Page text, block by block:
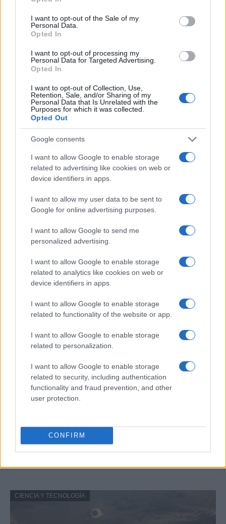
use your data for below specified purposes in below Google
consent section.
I want to opt-out of the Sale of my
Personal Data.
Opted In
I want to opt-out of processing my
Personal Data for Targeted Advertising.
Opted In
I want to opt-out of Collection, Use,
Retention, Sale, and/or Sharing of my
Personal Data that Is Unrelated with the
Purposes for which it was collected.
Opted Out
Google consents
I want to allow Google to enable storage
related to advertising like cookies on web or
device identifiers in apps.
I want to allow my user data to be sent to
Google for online advertising purposes.
I want to allow Google to send me
personalized advertising.
I want to allow Google to enable storage
related to analytics like cookies on web or
device identifiers in apps.
I want to allow Google to enable storage
related to functionality of the website or app.
I want to allow Google to enable storage
related to personalization.
I want to allow Google to enable storage
related to security, including authentication
functionality and fraud prevention, and other
user protection.
CONFIRM
Guía para definir intereses y
Identifica tus intereses y competencias en datos, IA,…
consejos para fotografiar eclipses solares
Un eclipse solar es un espectáculo natural que…
CIENCIA Y TECNOLOGÍA
Cómo elegir una carrera STEAM: perfiles
emergentes y competencias clave
CIENCIA Y TECNOLOGÍA